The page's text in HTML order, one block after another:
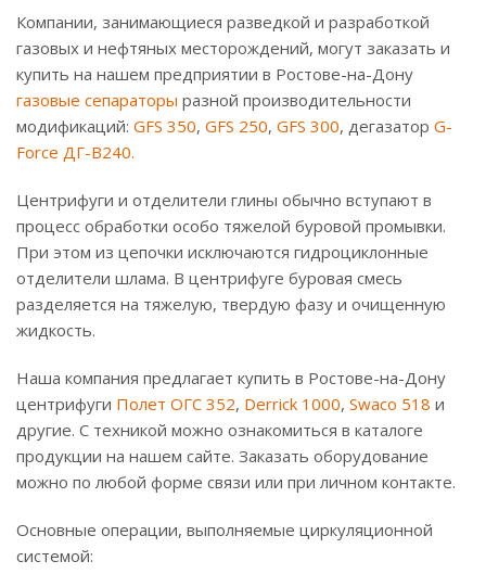
Компании, занимающиеся разведкой и разработкой
газовых и нефтяных месторождений, могут заказать и
купить на нашем предприятии в Ростове-на-Дону
газовые сепараторы разной производительности
модификаций: GFS 350, GFS 250, GFS 300, дегазатор G-
Force ДГ-В240.
Центрифуги и отделители глины обычно вступают в
процесс обработки особо тяжелой буровой промывки.
При этом из цепочки исключаются гидроциклонные
отделители шлама. В центрифуге буровая смесь
разделяется на тяжелую, твердую фазу и очищенную
жидкость.
Наша компания предлагает купить в Ростове-на-Дону
центрифуги Полет ОГС 352, Derrick 1000, Swaco 518 и
другие. С техникой можно ознакомиться в каталоге
продукции на нашем сайте. Заказать оборудование
можно по любой форме связи или при личном контакте.
Основные операции, выполняемые циркуляционной
системой: